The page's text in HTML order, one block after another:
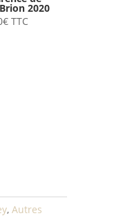
2020
€ TTC
, Autres